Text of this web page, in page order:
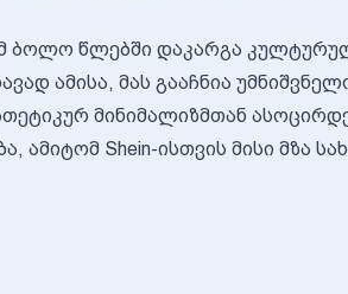
ბოლო წლებში დაკარგა
ამისა, მას გააჩნია
მინიმალიზმთან
ამიტომ Shein-ისთვის მისი მზა